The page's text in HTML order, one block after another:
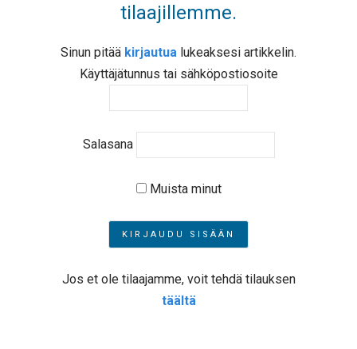
tilaajillemme.
Sinun pitää kirjautua lukeaksesi artikkelin.
Käyttäjätunnus tai sähköpostiosoite
Salasana
Muista minut
Jos et ole tilaajamme, voit tehdä tilauksen
täältä